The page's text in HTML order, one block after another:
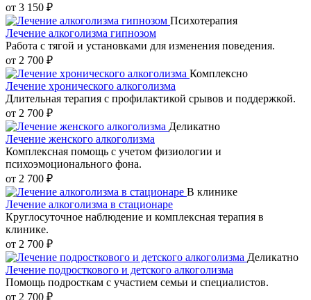
от 3 150 ₽
Психотерапия
Лечение алкоголизма гипнозом
Работа с тягой и установками для изменения поведения.
от 2 700 ₽
Комплексно
Лечение хронического алкоголизма
Длительная терапия с профилактикой срывов и поддержкой.
от 2 700 ₽
Деликатно
Лечение женского алкоголизма
Комплексная помощь с учетом физиологии и
психоэмоционального фона.
от 2 700 ₽
В клинике
Лечение алкоголизма в стационаре
Круглосуточное наблюдение и комплексная терапия в
клинике.
от 2 700 ₽
Деликатно
Лечение подросткового и детского алкоголизма
Помощь подросткам с участием семьи и специалистов.
от 2 700 ₽